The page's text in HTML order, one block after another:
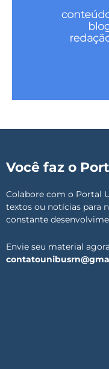
Você faz o
Colabore com o Portal
textos ou notícias para
constante
Envie seu material